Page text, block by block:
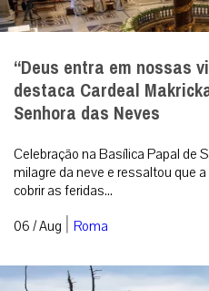
“Deus entra em nossas
destaca Cardeal
Senhora das Neves
Celebração na Basílica Papal de
milagre da neve e ressaltou que
cobrir as feridas...
06 / Aug | Roma